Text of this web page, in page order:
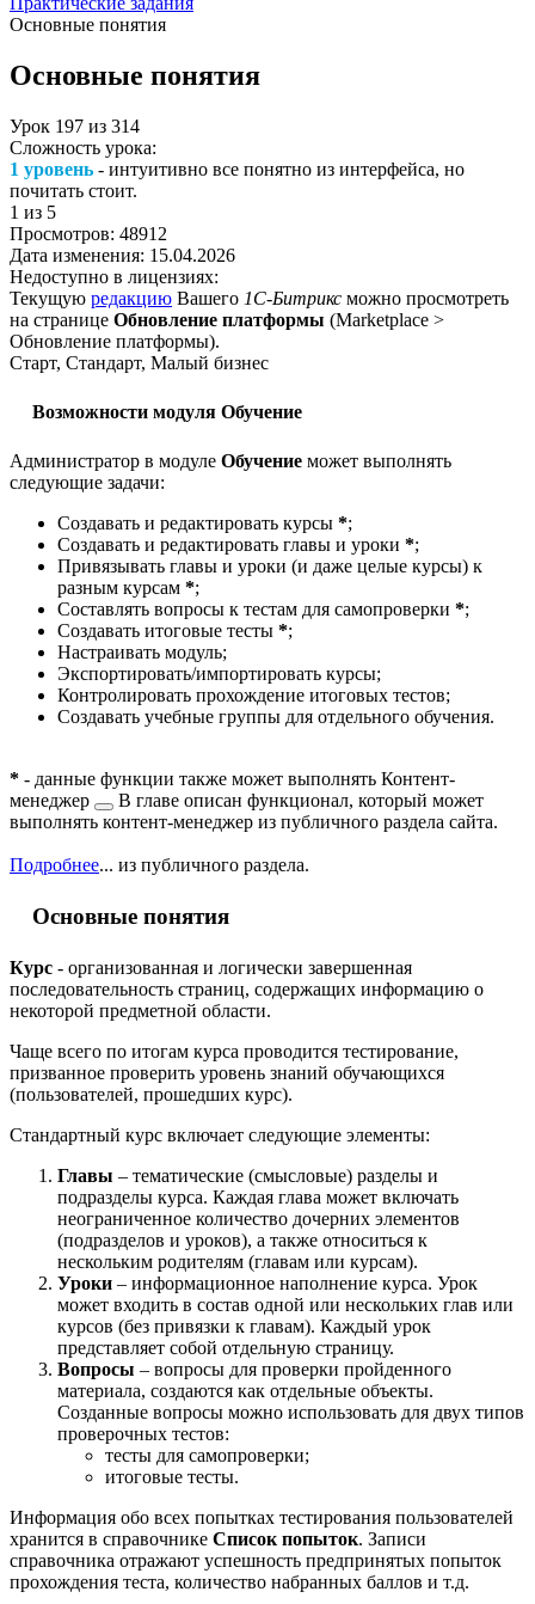
Основные понятия
Основные понятия
Урок 197 из 314
Сложность урока:
1 уровень - интуитивно все понятно из интерфейса, но
почитать стоит.
1 из 5
Просмотров: 48912
Дата изменения: 15.04.2026
Недоступно в лицензиях:
Текущую редакцию Вашего 1С-Битрикс можно просмотреть
на странице Обновление платформы (Marketplace >
Обновление платформы).
Старт, Стандарт, Малый бизнес
Возможности модуля Обучение
Администратор в модуле Обучение может выполнять
следующие задачи:
Создавать и редактировать курсы *;
Создавать и редактировать главы и уроки *;
Привязывать главы и уроки (и даже целые курсы) к
разным курсам *;
Составлять вопросы к тестам для самопроверки *;
Создавать итоговые тесты *;
Настраивать модуль;
Экспортировать/импортировать курсы;
Контролировать прохождение итоговых тестов;
Создавать учебные группы для отдельного обучения.
* - данные функции также может выполнять Контент-
менеджер
В главе описан функционал, который может
выполнять контент-менеджер из публичного раздела сайта.
Подробнее... из публичного раздела.
Основные понятия
Курс - организованная и логически завершенная
последовательность страниц, содержащих информацию о
некоторой предметной области.
Чаще всего по итогам курса проводится тестирование,
призванное проверить уровень знаний обучающихся
(пользователей, прошедших курс).
Стандартный курс включает следующие элементы:
Главы – тематические (смысловые) разделы и
подразделы курса. Каждая глава может включать
неограниченное количество дочерних элементов
(подразделов и уроков), а также относиться к
нескольким родителям (главам или курсам).
Уроки – информационное наполнение курса. Урок
может входить в состав одной или нескольких глав или
курсов (без привязки к главам). Каждый урок
представляет собой отдельную страницу.
Вопросы – вопросы для проверки пройденного
материала, создаются как отдельные объекты.
Созданные вопросы можно использовать для двух типов
проверочных тестов:
тесты для самопроверки;
итоговые тесты.
Информация обо всех попытках тестирования пользователей
хранится в справочнике Список попыток. Записи
справочника отражают успешность предпринятых попыток
прохождения теста, количество набранных баллов и т.д.